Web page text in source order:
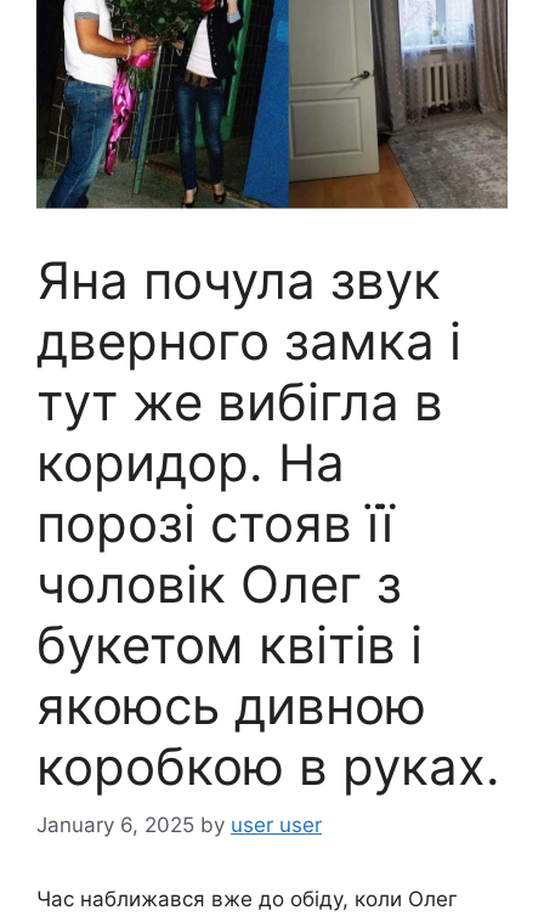
Яна почула звук
дверного замка і
тут же вибігла в
коридор. На
порозі стояв її
чоловік Олег з
букетом квітів і
якоюсь дивною
коробкою в руках.
January 6, 2025 by user user
Час наближався вже до обіду, коли Олег